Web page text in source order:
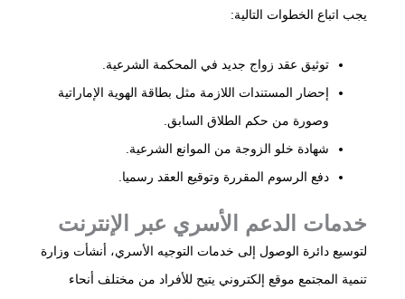
يجب اتباع الخطوات التالية:
توثيق عقد زواج جديد في المحكمة الشرعية.
إحضار المستندات اللازمة مثل بطاقة الهوية الإماراتية
وصورة من حكم الطلاق السابق.
شهادة خلو الزوجة من الموانع الشرعية.
دفع الرسوم المقررة وتوقيع العقد رسميا.
خدمات الدعم الأسري عبر الإنترنت
لتوسيع دائرة الوصول إلى خدمات التوجيه الأسري، أنشأت وزارة
تنمية المجتمع موقع إلكتروني يتيح للأفراد من مختلف أنحاء